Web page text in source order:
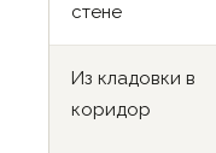
стене
Из кладовки в
коридор